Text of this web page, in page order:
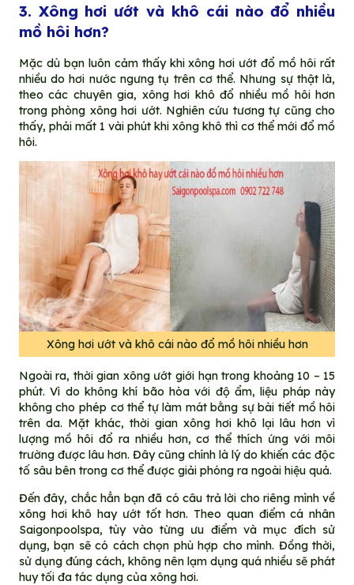
3. Xông hơi ướt và khô cái nào đổ nhiều
mồ hôi hơn?
Mặc dù bạn luôn cảm thấy khi xông hơi ướt đổ mồ hôi rất
nhiều do hơi nước ngưng tụ trên cơ thể. Nhưng sự thật là,
theo các chuyên gia, xông hơi khô đổ nhiều mồ hôi hơn
trong phòng xông hơi ướt. Nghiên cứu tương tự cũng cho
thấy, phải mất 1 vài phút khi xông khô thì cơ thể mới đổ mồ
hôi.
Xông hơi ướt và khô cái nào đổ mồ hôi nhiều hơn
Ngoài ra, thời gian xông ướt giới hạn trong khoảng 10 – 15
phút. Vì do không khí bão hòa với độ ẩm, liệu pháp này
không cho phép cơ thể tự làm mát bằng sự bài tiết mồ hôi
trên da. Mặt khác, thời gian xông hơi khô lại lâu hơn vì
lượng mồ hôi đổ ra nhiều hơn, cơ thể thích ứng với môi
trường được lâu hơn. Đây cũng chính là lý do khiến các độc
tố sâu bên trong cơ thể được giải phóng ra ngoài hiệu quả.
Đến đây, chắc hẳn bạn đã có câu trả lời cho riêng mình về
xông hơi khô hay ướt tốt hơn. Theo quan điểm cá nhân
Saigonpoolspa, tùy vào từng ưu điểm và mục đích sử
dụng, bạn sẽ có cách chọn phù hợp cho mình. Đồng thời,
sử dụng đúng cách, không nên lạm dụng quá nhiều sẽ phát
huy tối đa tác dụng của xông hơi.